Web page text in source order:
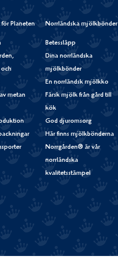
Planeten
metan
Norrländska mjölkbönder
Betessläpp
Dina norrländska
mjölkbönder
En norrländsk mjölkko
Färsk mjölk från gård till
kök
God djuromsorg
Här finns mjölkbönderna
Norrgården® är vår
norrländska
kvalitetsstämpel